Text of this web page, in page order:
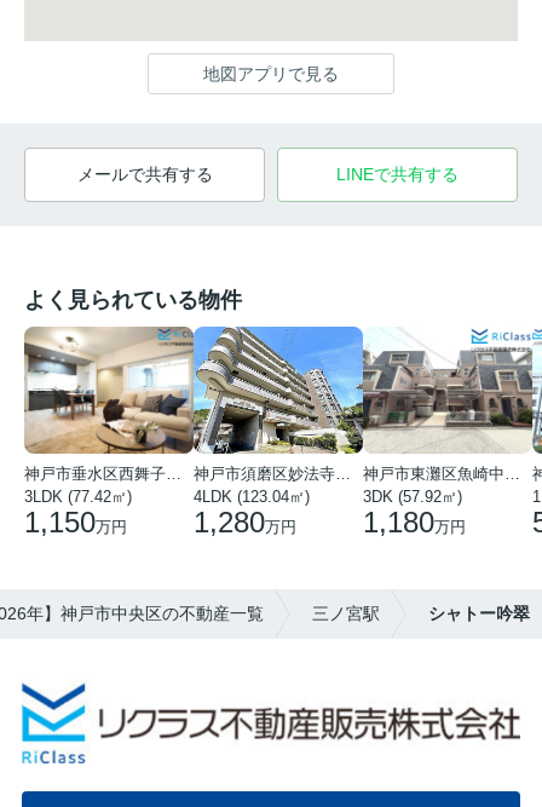
地図アプリで見る
メールで共有する LINEで共有する
よく見られている物件
3LDK (77.42㎡)
1,150万円
4LDK (123.04㎡)
1,280万円
3DK (57.92㎡)
1,180万円
年】神戸市中央区の不動産一覧 三ノ宮駅 シャトー吟翠